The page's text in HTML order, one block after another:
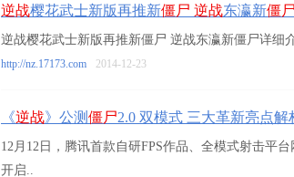
逆战樱花武士新版再推新僵尸 逆战东瀛新僵尸
逆战樱花武士新版再推新僵尸 逆战东瀛新僵尸详细
http://nz.17173.com 2014-12-23
《逆战》公测僵尸2.0 双模式 三大革新亮点解
12月12日，腾讯首款自研FPS作品、全模式射击平
开启..